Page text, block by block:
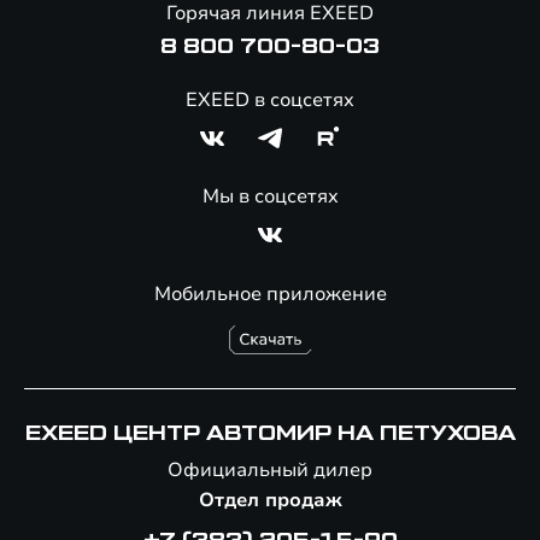
Специальные предложения
Мобильное приложение
Горячая линия EXEED
8 800 700-80-03
EXEED в соцсетях
Мы в соцсетях
EXEED ЦЕНТР АВТОМИР НА ПЕТУХОВА
Официальный дилер
Отдел продаж